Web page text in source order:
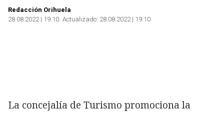
Redacción Orihuela
28.08.2022 | 19:10 Actualizado: 28.08.2022 | 19:10
La concejalía de Turismo promociona la